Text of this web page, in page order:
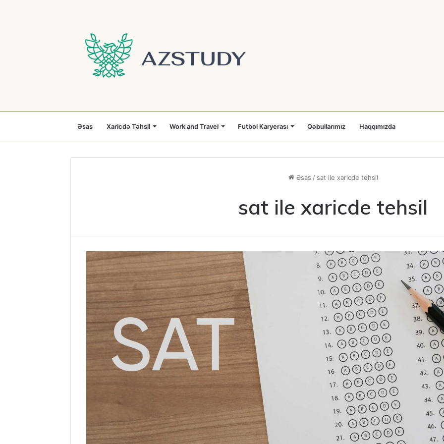
Əsas Xaricdə Təhsil Work and Travel Futbol Karyerası Qəbullarımız Haqqımızda
Əsas / sat ile xaricde tehsil
sat ile xaricde tehsil